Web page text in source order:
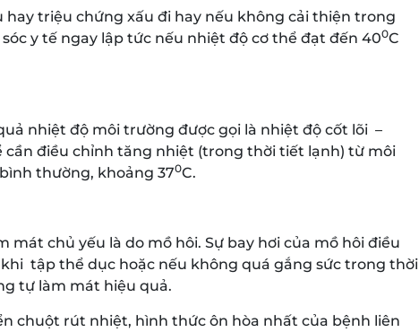
hay triệu chứng xấu đi hay nếu không cải thiện trong
y tế ngay lập tức nếu nhiệt độ cơ thể đạt đến 400C
nhiệt độ môi trường được gọi là nhiệt độ cốt lõi –
cần điều chỉnh tăng nhiệt (trong thời tiết lạnh) từ môi
thường, khoảng 370C.
mát chủ yếu là do mồ hôi. Sự bay hơi của mồ hôi điều
tập thể dục hoặc nếu không quá gắng sức trong thời
tự làm mát hiệu quả.
chuột rút nhiệt, hình thức ôn hòa nhất của bệnh liên